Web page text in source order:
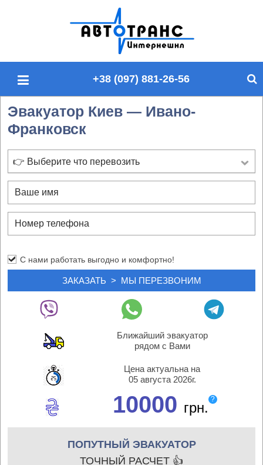
п
т
+38 (097) 881-26-56
Эвакуатор Киев — Ивано-
Франковск
👉 Выберите что перевозить
С нами работать выгодно и комфортно!
Ближайший эвакуатор
рядом с Вами
Цена актуальна на
05 августа 2026г.
10000 грн.
?
ПОПУТНЫЙ ЭВАКУАТОР
ТОЧНЫЙ РАСЧЕТ 👍